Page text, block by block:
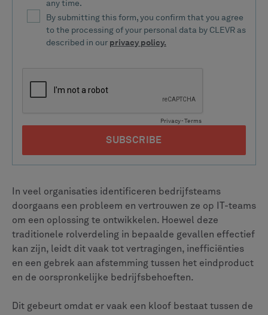
In veel organisaties identificeren bedrijfsteams
doorgaans een probleem en vertrouwen ze op IT-teams
om een oplossing te ontwikkelen. Hoewel deze
traditionele rolverdeling in bepaalde gevallen effectief
kan zijn, leidt dit vaak tot vertragingen, inefficiënties
en een gebrek aan afstemming tussen het eindproduct
en de oorspronkelijke bedrijfsbehoeften.
Dit gebeurt omdat er vaak een kloof bestaat tussen de